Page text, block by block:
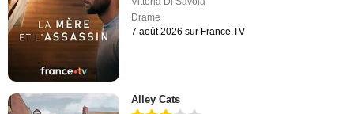
Drame
7 août 2026 sur France.TV
Alley Cats